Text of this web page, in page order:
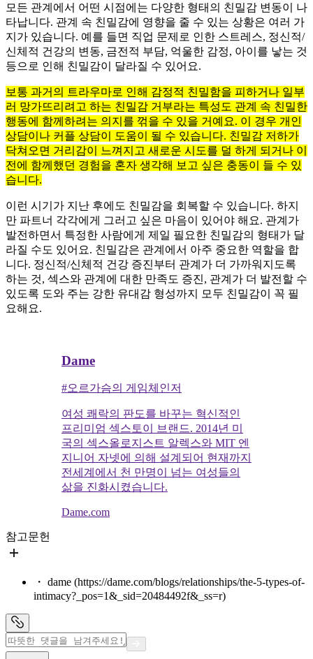
모든 관계에서 어떤 시점에는 다양한 형태의 친밀감 변동이 나
타납니다. 관계 속 친밀감에 영향을 줄 수 있는 상황은 여러 가
지가 있습니다. 예를 들면 직업 문제로 인한 스트레스, 정신적/
신체적 건강의 변동, 금전적 부담, 억울한 감정, 아이를 낳는 것
등으로 인해 친밀감이 달라질 수 있어요.
보통 과거의 트라우마로 인해 감정적 친밀함을 피하거나 일부
러 망가뜨리려고 하는 친밀감 거부라는 특성도 관계 속 친밀한
행동에 함께하려는 의지를 꺾을 수 있을 거예요. 이 경우 개인
상담이나 커플 상담이 도움이 될 수 있습니다. 친밀감 저하가
닥쳐오면 거리감이 느껴지고 새로운 시도를 덜 하게 되거나 이
전에 함께했던 경험을 혼자 생각해 보고 싶은 충동이 들 수 있
습니다.
이런 시기가 지난 후에도 친밀감을 회복할 수 있습니다. 하지
만 파트너 각각에게 그러고 싶은 마음이 있어야 해요. 관계가
발전하면서 특정한 사람에게 제일 필요한 친밀감의 형태가 달
라질 수도 있어요. 친밀감은 관계에서 아주 중요한 역할을 합
니다. 정신적/신체적 건강 증진부터 관계가 더 가까워지도록
하는 것, 섹스와 관계에 대한 만족도 증진, 관계가 더 발전할 수
있도록 도와 주는 강한 유대감 형성까지 모두 친밀감이 꼭 필
요해요.
Dame
#오르가슴의 게임체인저
여성 쾌락의 판도를 바꾸는 혁신적인
프리미엄 섹스토이 브랜드. 2014년 미
국의 섹스올로지스트 알렉스와 MIT 엔
지니어 자넷에 의해 설계되어 현재까지
전세계에서 천 만명이 넘는 여성들의
삶을 진화시켰습니다.
Dame.com
참고문헌
・ dame (https://dame.com/blogs/relationships/the-5-types-of-
intimacy?_pos=1&_sid=20484492f&_ss=r)